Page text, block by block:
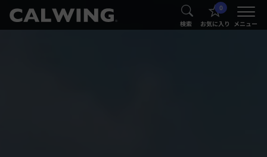
® 検索
0
お気に入り メニュー
®